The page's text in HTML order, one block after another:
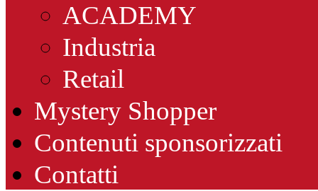
ACADEMY
Industria
Retail
Mystery Shopper
Contenuti sponsorizzati
Contatti